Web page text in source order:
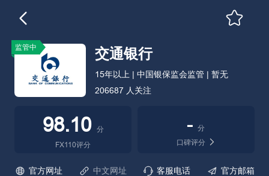
监管中 交通银行
15年以上 | 中国银保监会监管 | 暂无
206687 人关注
98.10 分
FX110评分
-分
口碑评分
官方网址 中文网址 客服电话 官方邮箱